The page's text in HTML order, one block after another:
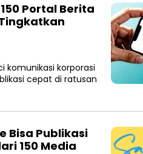
Portal Berita
komunikasi korporasi
cepat di ratusan
Bisa Publikasi
150 Media